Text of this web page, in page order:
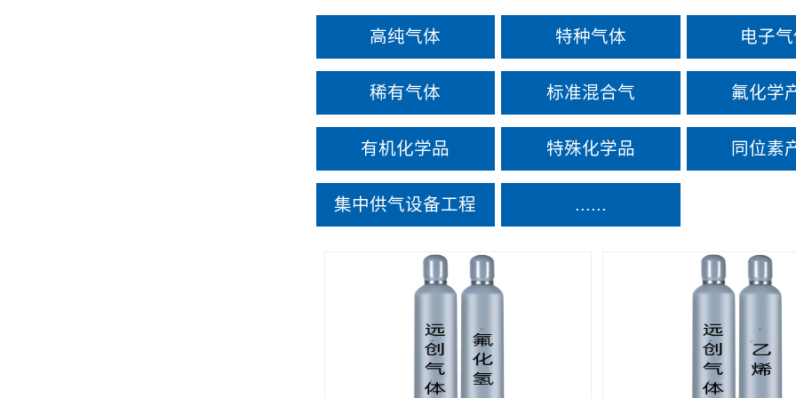
高纯气体 特种气体 电子
稀有气体 标准混合气 氟化学
有机化学品 特殊化学品 同位素
集中供气设备工程 ......